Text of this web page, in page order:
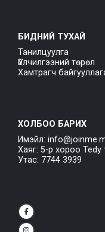
БИДНИЙ ТУХАЙ
Танилцуулга
Үйлчилгээний төрөл
Хамтрагч
ХОЛБОО БАРИХ
Имэйл:
Хаяг: 5-р хороо Tedy
Утас: 7744 3939